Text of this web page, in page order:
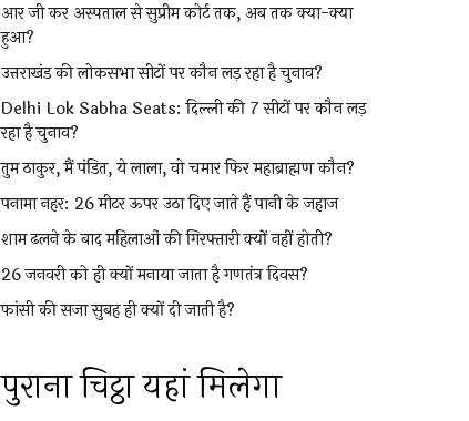
आर जी कर अस्पताल से सुप्रीम कोर्ट तक, अब तक क्या-क्या
हुआ?
उत्तराखंड की लोकसभा सीटों पर कौन लड़ रहा है चुनाव?
Delhi Lok Sabha Seats: दिल्ली की 7 सीटों पर कौन लड़
रहा है चुनाव?
तुम ठाकुर, मैं पंडित, ये लाला, वो चमार फिर महाब्राह्मण कौन?
पनामा नहर: 26 मीटर ऊपर उठा दिए जाते हैं पानी के जहाज
शाम ढलने के बाद महिलाओं की गिरफ्तारी क्यों नहीं होती?
26 जनवरी को ही क्यों मनाया जाता है गणतंत्र दिवस?
फांसी की सजा सुबह ही क्यों दी जाती है?
पुराना चिट्ठा यहां मिलेगा